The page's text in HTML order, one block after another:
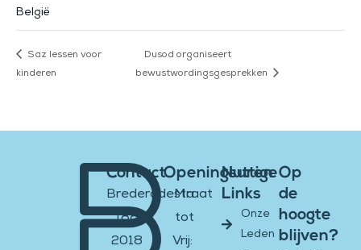
België
Saz lessen voor
kinderen
Dusod organiseert
bewustwordingsgesprekken
Contact
Brederodestraat
188
2018
Openingsuren
Ma
tot
Vrij:
Nuttige
Links
Onze
Leden
Op
de
hoogte
blijven?